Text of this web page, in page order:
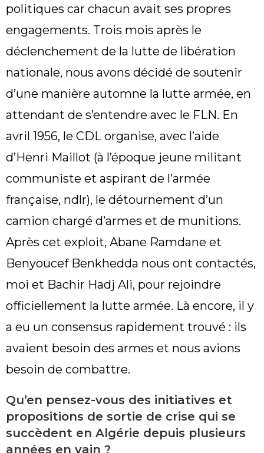
politiques car chacun avait ses propres
engagements. Trois mois après le
déclenchement de la lutte de libération
nationale, nous avons décidé de soutenir
d’une manière automne la lutte armée, en
attendant de s’entendre avec le FLN. En
avril 1956, le CDL organise, avec l’aide
d’Henri Maillot (à l’époque jeune militant
communiste et aspirant de l’armée
française, ndlr), le détournement d’un
camion chargé d’armes et de munitions.
Après cet exploit, Abane Ramdane et
Benyoucef Benkhedda nous ont contactés,
moi et Bachir Hadj Ali, pour rejoindre
officiellement la lutte armée. Là encore, il y
a eu un consensus rapidement trouvé : ils
avaient besoin des armes et nous avions
besoin de combattre.
Qu’en pensez-vous des initiatives et
propositions de sortie de crise qui se
succèdent en Algérie depuis plusieurs
années en vain ?